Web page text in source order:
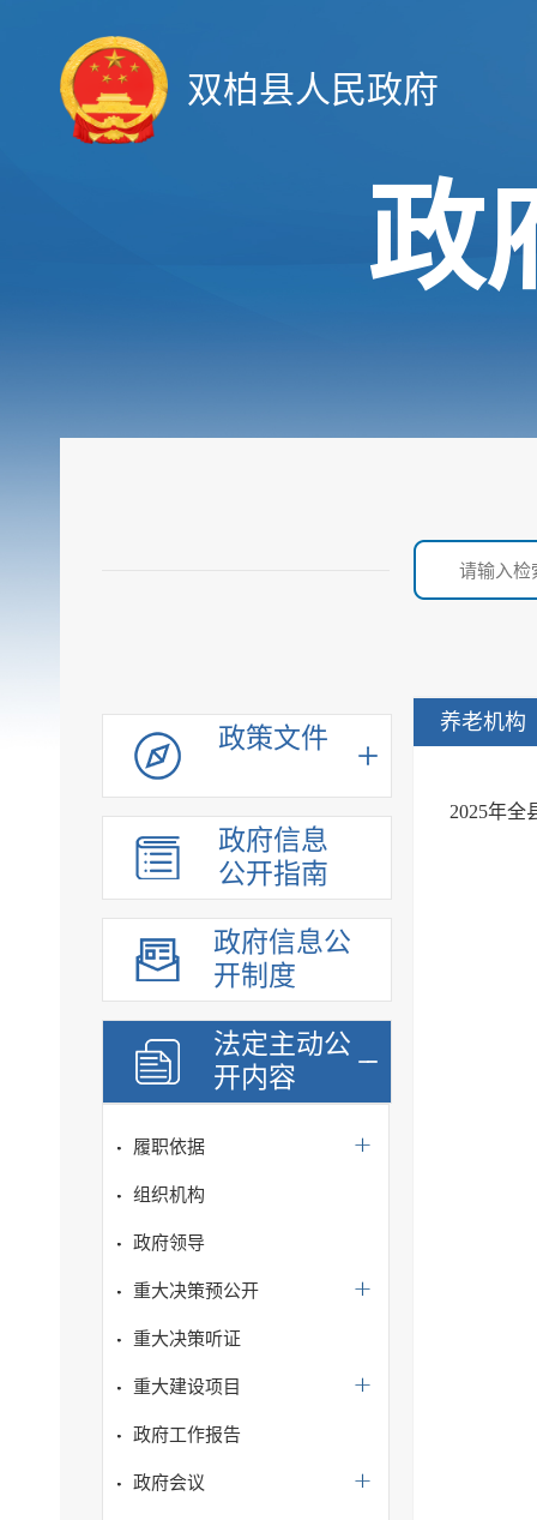
双柏县人民政府
政
政策文件
政府信息
公开指南
政府信息公
开制度
法定主动公
开内容
履职依据
组织机构
政府领导
重大决策预公开
重大决策听证
重大建设项目
政府工作报告
政府会议
养老机构
2025年全